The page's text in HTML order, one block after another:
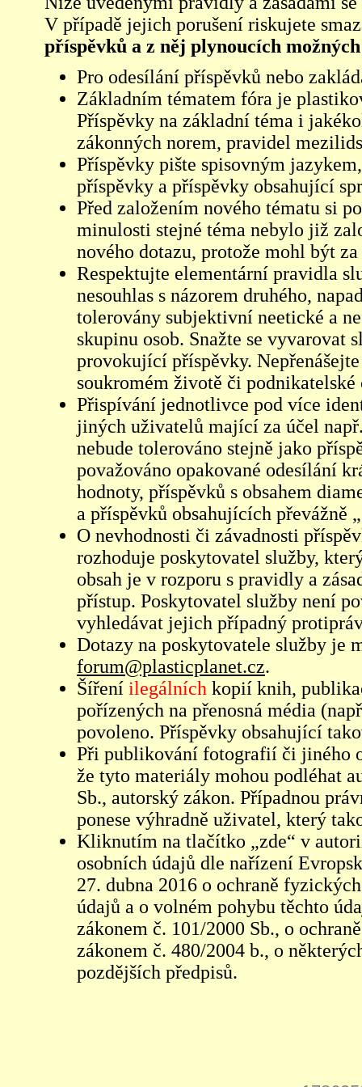
V případě jejich porušení riskujete
příspěvků a z něj plynoucích
Pro odesílání příspěvků nebo
Základním tématem fóra je
Příspěvky na základní téma i
zákonných norem, pravidel
Příspěvky pište spisovným
příspěvky a příspěvky obsahující
Před založením nového tématu si
minulosti stejné téma nebylo již
nového dotazu, protože mohl být
Respektujte elementární pravidla
nesouhlas s názorem druhého,
tolerovány subjektivní neetické a
skupinu osob. Snažte se vyvarovat
provokující příspěvky.
soukromém životě či podnikatelské
Přispívání jednotlivce pod více
jiných uživatelů mající za účel
nebude tolerováno stejně jako
považováno opakované odesílání
hodnoty, příspěvků s obsahem
a příspěvků obsahujících převážně
O nevhodnosti či závadnosti
rozhoduje poskytovatel služby,
obsah je v rozporu s pravidly a
přístup. Poskytovatel služby není
vyhledávat jejich případný
Dotazy na poskytovatele služby je
forum@plasticplanet.cz.
Šíření ilegálních kopií knih,
pořízených na přenosná média
povoleno. Příspěvky obsahující
Při publikování fotografií či jiného
že tyto materiály mohou podléhat
Sb., autorský zákon. Případnou
ponese výhradně uživatel, který
Kliknutím na tlačítko „zde“ v
osobních údajů dle nařízení
27. dubna 2016 o ochraně
údajů a o volném pohybu těchto
zákonem č. 101/2000 Sb., o
zákonem č. 480/2004 b., o
pozdějších předpisů.